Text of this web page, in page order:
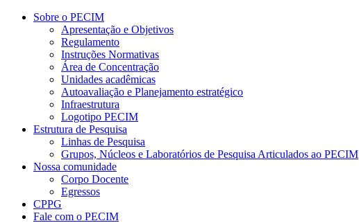
Conteúdo principal Menu principal
Sobre o PECIM
Apresentação e Objetivos
Regulamento
Instruções Normativas
Área de Concentração
Unidades acadêmicas
Autoavaliação e Planejamento estratégico
Infraestrutura
Logotipo PECIM
Estrutura de Pesquisa
Linhas de Pesquisa
Grupos, Núcleos e Laboratórios de Pesquisa Articulados ao PECIM
Nossa comunidade
Corpo Docente
Egressos
CPPG
Fale com o PECIM